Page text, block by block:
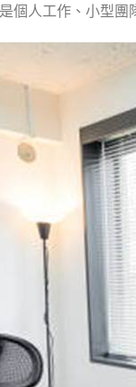
個人工作、小型